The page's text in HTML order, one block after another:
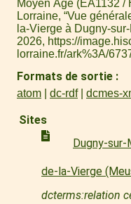
Moyen Âge (EA1132 /
Lorraine, “Vue
la-Vierge à Dugny-sur-
2026, https://
lorraine.fr/ark%3A/
Formats de sortie
atom dc-rdf dcmes-
Sites
Dugny-
de-la-Vierge
dcterms:relation